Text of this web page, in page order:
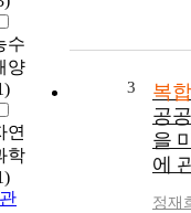
수
양
연
학
3 복
공
을
에
정재